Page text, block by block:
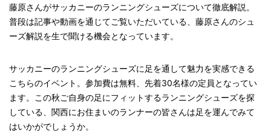
藤原さんがサッカニーのランニングシューズについて徹底解説。
普段は記事や動画を通じてご覧いただいている、藤原さんのシュ
ーズ解説を生で聞ける機会となっています。
サッカニーのランニングシューズに足を通して魅力を実感できる
こちらのイベント。参加費は無料、先着30名様の定員となってい
ます。この秋ご自身の足にフィットするランニングシューズを探
している、関西にお住まいのランナーの皆さんは足を運んでみて
はいかがでしょうか。